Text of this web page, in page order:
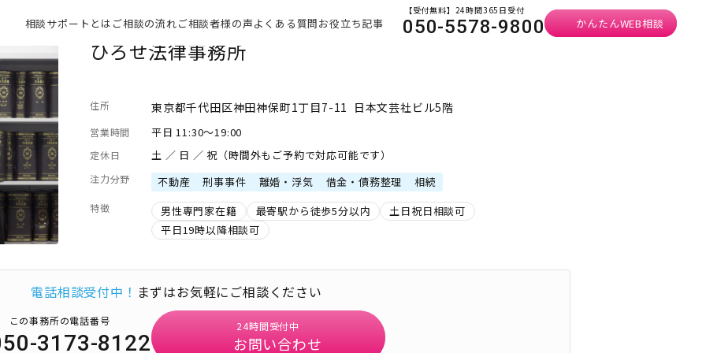
相談サポートとは ご相談の流れご相談者様の声よくある質問お役立ち記事
【受付無料】24時間365日受付
050-5578-9800 かんたんWEB相談
ひろせ法律事務所
住所 東京都千代田区神田神保町1丁目7-11 日本文芸社ビル5階
営業時間 平日 11:30～19:00
定休日 土 ／ 日 ／ 祝（時間外もご予約で対応可能です）
注力分野 不動産 刑事事件 離婚・浮気 借金・債務整理 相続
特徴 男性専門家在籍 最寄駅から徒歩5分以内
土日祝日相談可
平日19時以降相談可
電話相談受付中！ まずはお気軽にご相談ください
この事務所の電話番号
3173-8122
24時間受付中
お問い合わせ